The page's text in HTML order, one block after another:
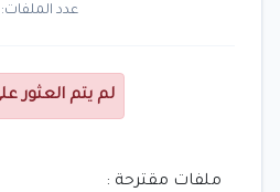
عدد الملفات: 0
لم يتم العثور
ملفات مقترحة :